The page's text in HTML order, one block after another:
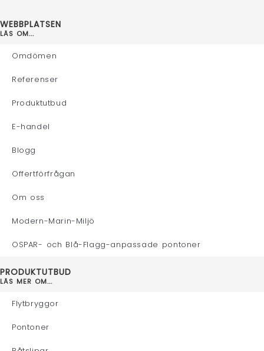
WEBBPLATSEN
LÄS OM...
Omdömen
Referenser
Produktutbud
E-handel
Blogg
Offertförfrågan
Om oss
Modern-Marin-Miljö
OSPAR- och Blå-Flagg-anpassade pontoner
PRODUKTUTBUD
LÄS MER OM...
Flytbryggor
Pontoner